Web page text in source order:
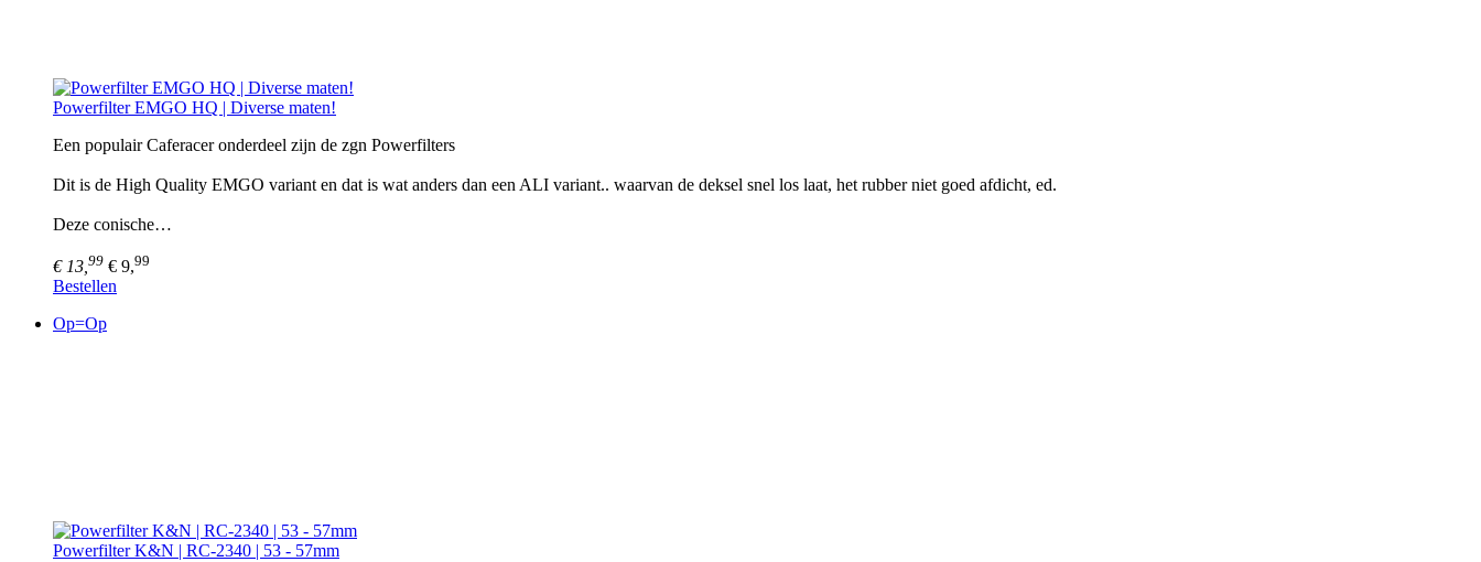
Powerfilter EMGO HQ | Diverse maten!
Een populair Caferacer onderdeel zijn de zgn Powerfilters
Dit is de High Quality EMGO variant en dat is wat anders dan een ALI variant.. waarvan de deksel snel los laat, het rubber niet goed afdicht, ed.
Deze conische…
€ 13, 99 € 9,99
Bestellen
Op=Op
Powerfilter K&N | RC-2340 | 53 - 57mm